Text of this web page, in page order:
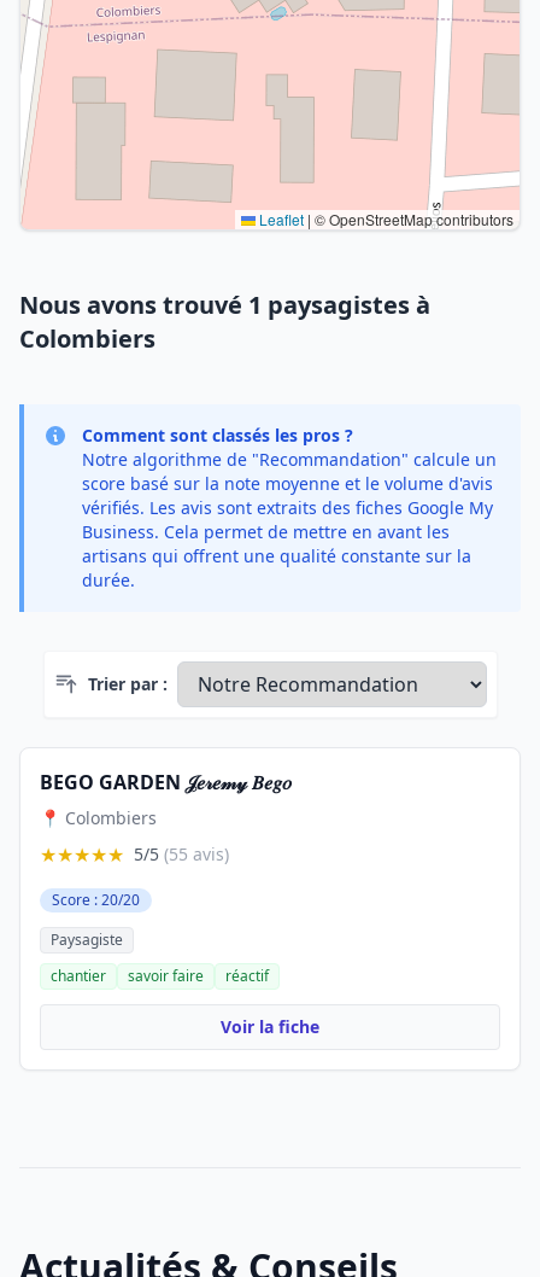
Leaflet | © OpenStreetMap contributors
Nous avons trouvé 1 paysagistes à
Colombiers
Comment sont classés les pros ?
Notre algorithme de "Recommandation" calcule un
score basé sur la note moyenne et le volume d'avis
vérifiés. Les avis sont extraits des fiches Google My
Business. Cela permet de mettre en avant les
artisans qui offrent une qualité constante sur la
durée.
Trier par :
BEGO GARDEN 𝒥𝑒𝓇𝑒𝓂𝓎 𝐵𝑒𝑔𝑜
📍 Colombiers
★★★★★ 5/5 (55 avis)
Score : 20/20
Paysagiste
chantier
savoir faire réactif
Voir la fiche
Actualités & Conseils